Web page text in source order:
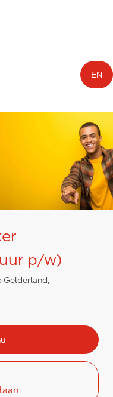
EN
p/w)
Gelderland,